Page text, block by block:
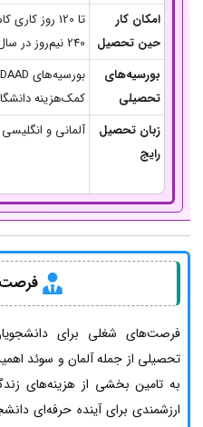
امکان کار
حین تحصیل
تا 120 روز کاری
240 نیم‌روز در سال
بورسیه‌های
تحصیلی
کمک‌هزینه
زبان تحصیل
رایج
آلمانی و انگلیسی
فرصت‌های شغلی برای
تحصیلی از جمله آلمان و سوئد
به تامین بخشی از هزینه‌های
ارزشمندی برای آینده حرفه‌ای